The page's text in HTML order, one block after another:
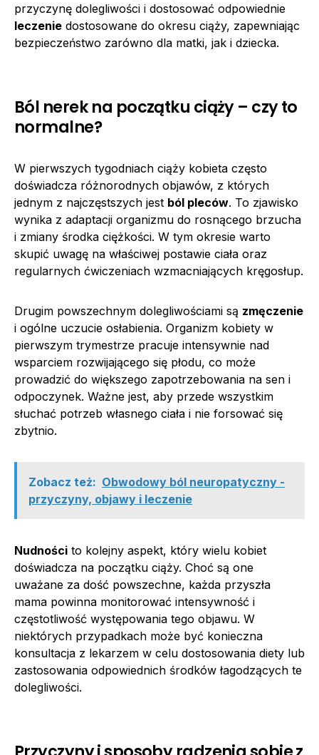
przyczynę dolegliwości i dostosować odpowiednie
leczenie dostosowane do okresu ciąży, zapewniając
bezpieczeństwo zarówno dla matki, jak i dziecka.
Ból nerek na początku ciąży – czy to
normalne?
W pierwszych tygodniach ciąży kobieta często
doświadcza różnorodnych objawów, z których
jednym z najczęstszych jest ból pleców. To zjawisko
wynika z adaptacji organizmu do rosnącego brzucha
i zmiany środka ciężkości. W tym okresie warto
skupić uwagę na właściwej postawie ciała oraz
regularnych ćwiczeniach wzmacniających kręgosłup.
Drugim powszechnym dolegliwościami są zmęczenie
i ogólne uczucie osłabienia. Organizm kobiety w
pierwszym trymestrze pracuje intensywnie nad
wsparciem rozwijającego się płodu, co może
prowadzić do większego zapotrzebowania na sen i
odpoczynek. Ważne jest, aby przede wszystkim
słuchać potrzeb własnego ciała i nie forsować się
zbytnio.
Zobacz też: Obwodowy ból neuropatyczny -
przyczyny, objawy i leczenie
Nudności to kolejny aspekt, który wielu kobiet
doświadcza na początku ciąży. Choć są one
uważane za dość powszechne, każda przyszła
mama powinna monitorować intensywność i
częstotliwość występowania tego objawu. W
niektórych przypadkach może być konieczna
konsultacja z lekarzem w celu dostosowania diety lub
zastosowania odpowiednich środków łagodzących te
dolegliwości.